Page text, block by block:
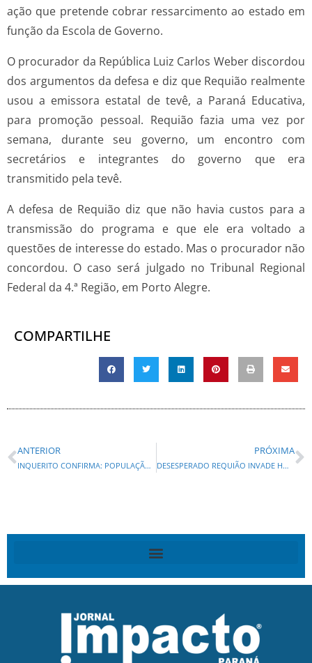
ação que pretende cobrar ressarcimento ao estado em
função da Escola de Governo.
O procurador da República Luiz Carlos Weber discordou
dos argumentos da defesa e diz que Requião realmente
usou a emissora estatal de tevê, a Paraná Educativa,
para promoção pessoal. Requião fazia uma vez por
semana, durante seu governo, um encontro com
secretários e integrantes do governo que era
transmitido pela tevê.
A defesa de Requião diz que não havia custos para a
transmissão do programa e que ele era voltado a
questões de interesse do estado. Mas o procurador não
concordou. O caso será julgado no Tribunal Regional
Federal da 4.ª Região, em Porto Alegre.
COMPARTILHE
ANTERIOR
INQUERITO CONFIRMA: POPULAÇÃO DO PARANÁ PAGOU COMIDA DOS ANIMAIS DE REQUIÃO
PRÓXIMA
DESESPERADO REQUIÃO INVADE HORARIO DOS DEPUTADOS , FALA DE ARMAÇÃO E CRIA COLETIVAS COMO VÍTIMA